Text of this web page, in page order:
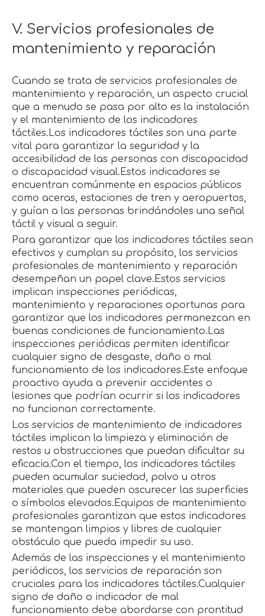
V. Servicios profesionales de
mantenimiento y reparación
Cuando se trata de servicios profesionales de
mantenimiento y reparación, un aspecto crucial
que a menudo se pasa por alto es la instalación
y el mantenimiento de los indicadores
táctiles.Los indicadores táctiles son una parte
vital para garantizar la seguridad y la
accesibilidad de las personas con discapacidad
o discapacidad visual.Estos indicadores se
encuentran comúnmente en espacios públicos
como aceras, estaciones de tren y aeropuertos,
y guían a las personas brindándoles una señal
táctil y visual a seguir.
Para garantizar que los indicadores táctiles sean
efectivos y cumplan su propósito, los servicios
profesionales de mantenimiento y reparación
desempeñan un papel clave.Estos servicios
implican inspecciones periódicas,
mantenimiento y reparaciones oportunas para
garantizar que los indicadores permanezcan en
buenas condiciones de funcionamiento.Las
inspecciones periódicas permiten identificar
cualquier signo de desgaste, daño o mal
funcionamiento de los indicadores.Este enfoque
proactivo ayuda a prevenir accidentes o
lesiones que podrían ocurrir si los indicadores
no funcionan correctamente.
Los servicios de mantenimiento de indicadores
táctiles implican la limpieza y eliminación de
restos u obstrucciones que puedan dificultar su
eficacia.Con el tiempo, los indicadores táctiles
pueden acumular suciedad, polvo u otros
materiales que pueden oscurecer las superficies
o símbolos elevados.Equipos de mantenimiento
profesionales garantizan que estos indicadores
se mantengan limpios y libres de cualquier
obstáculo que pueda impedir su uso.
Además de las inspecciones y el mantenimiento
periódicos, los servicios de reparación son
cruciales para los indicadores táctiles.Cualquier
signo de daño o indicador de mal
funcionamiento debe abordarse con prontitud